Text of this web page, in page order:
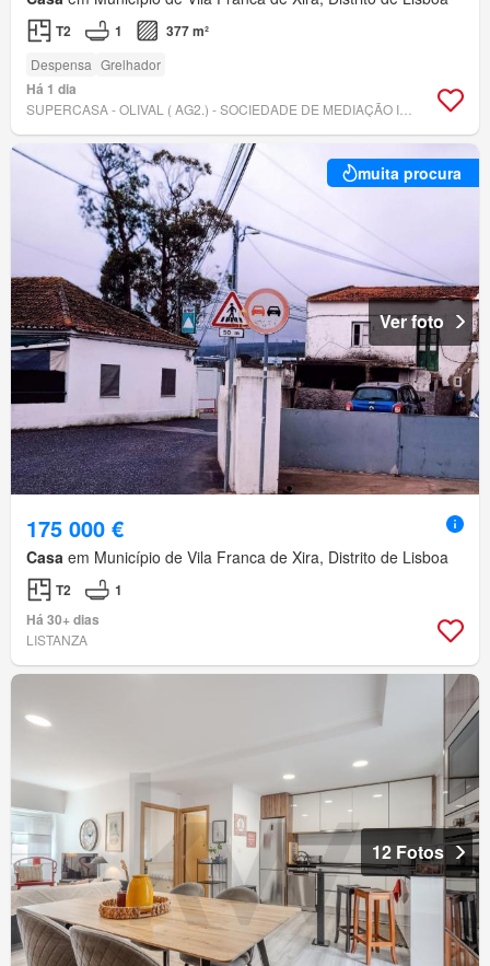
T2 1 377 m²
Despensa Grelhador
Há 1 dia
muita procura
Ver foto
175 000 €
Casa em Município de Vila Franca de Xira, Distrito de Lisboa
T2
1
Há 30+ dias
LISTANZA
12 Fotos